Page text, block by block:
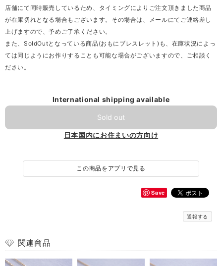
店舗にて同時販売しているため、タイミングによりご注文頂きました商品
が在庫切れとなる場合もございます。その場合は、メールにてご連絡差し
上げますので、予めご了承ください。
また、SoldOutとなっている商品(おもにブレスレット)も、在庫状況によっ
ては同じようにお作りすることも可能な場合がございますので、ご相談く
ださい。
International shipping available
Sold out
日本国内にお住まいの方向け
この商品をアプリで見る
Save
通報する
関連商品